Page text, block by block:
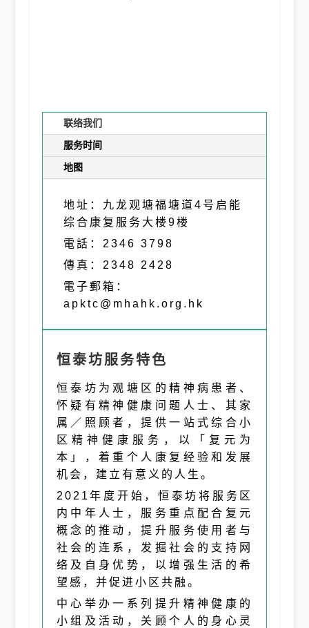
联络我们
服务时间
地图
地址：九龙观塘福塘道4号启能
综合康复服务大楼9楼
電話：2346 3798
傳真：2348 2428
電子郵箱：
apktc@mhahk.org.hk
恒泰坊服务特色
恒泰坊为观塘区的精神病患者、
怀疑有精神健康问题人士、其家
属／照顾者，提供一站式综合小
区精神健康服务，以「复元为
本」，着重个人康复经验和发展
机会，建立有意义的人生。
2021年度开始，恒泰坊将服务区
内中年人士，服务重点配合复元
概念的推动，提升服务使用者与
社会的连系，发掘社会的支持网
络及自身优势，以增强生活的希
望感，并促进小区共融。
中心举办一系列提升精神健康的
小组及活动，关顾个人的身心灵